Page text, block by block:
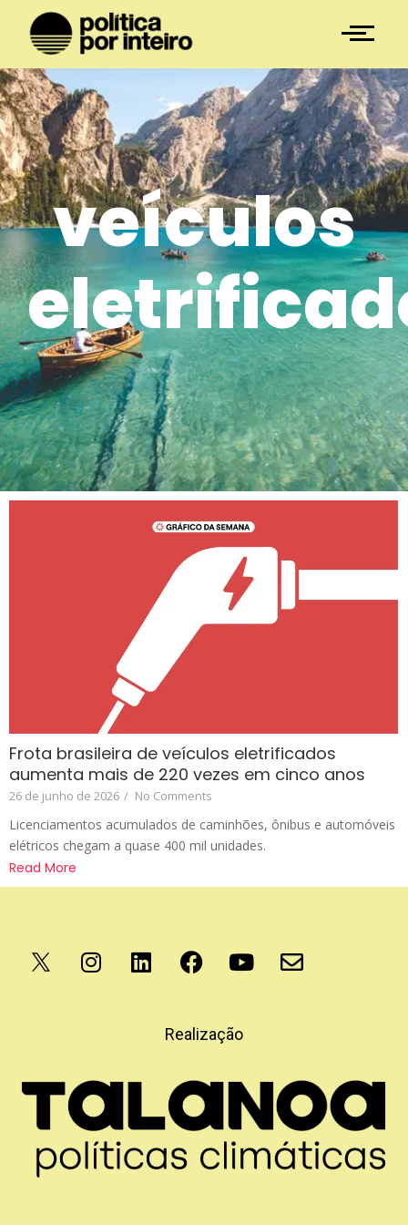
veículos
Frota brasileira de veículos eletrificados
aumenta mais de 220 vezes em cinco anos
26 de junho de 2026 / No Comments
Licenciamentos acumulados de caminhões, ônibus e automóveis
elétricos chegam a quase 400 mil unidades.
Read More
Realização